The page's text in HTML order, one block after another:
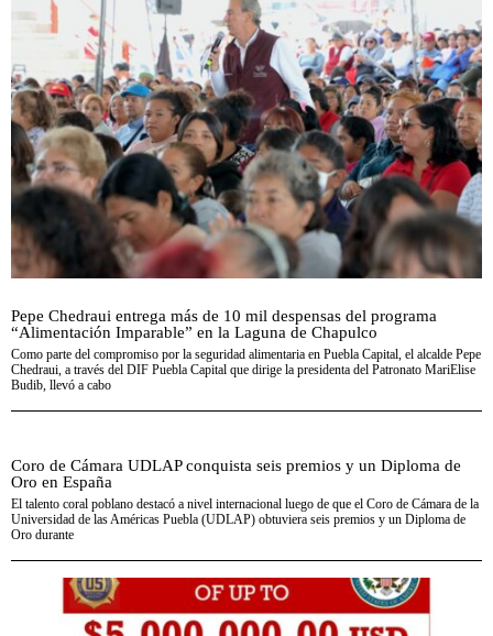
Pepe Chedraui entrega más de 10 mil despensas del programa
“Alimentación Imparable” en la Laguna de Chapulco
Como parte del compromiso por la seguridad alimentaria en Puebla Capital, el alcalde Pepe
Chedraui, a través del DIF Puebla Capital que dirige la presidenta del Patronato MariElise
Budib, llevó a cabo
Coro de Cámara UDLAP conquista seis premios y un Diploma de
Oro en España
El talento coral poblano destacó a nivel internacional luego de que el Coro de Cámara de la
Universidad de las Américas Puebla (UDLAP) obtuviera seis premios y un Diploma de
Oro durante